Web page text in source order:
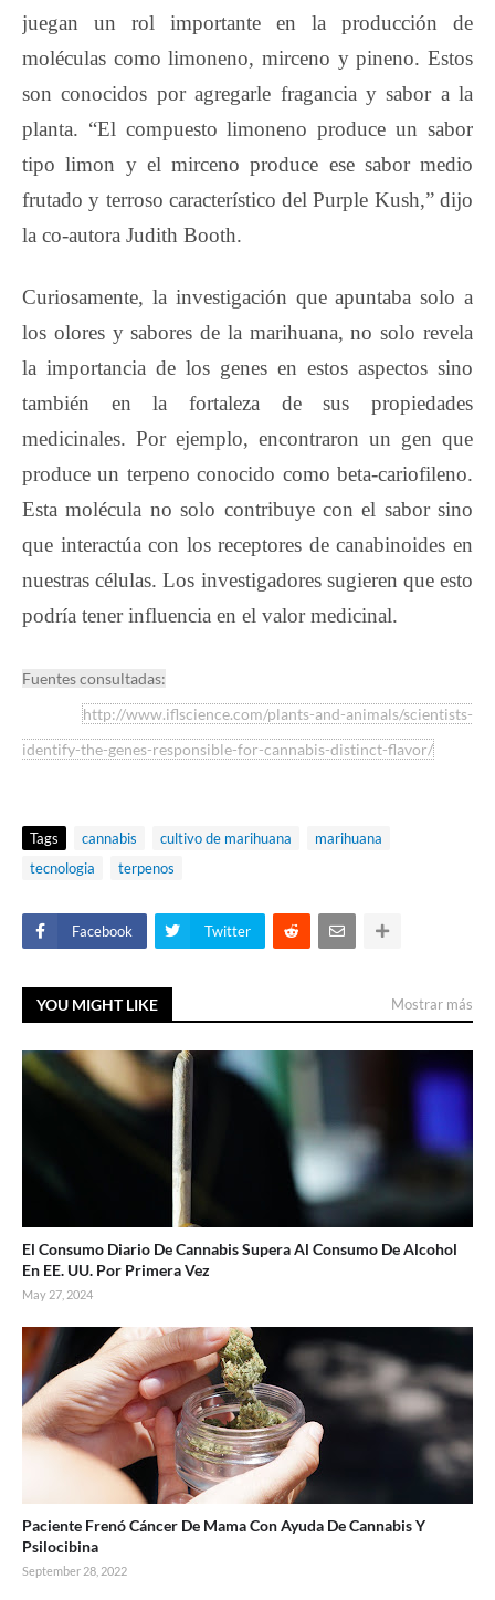
juegan un rol importante en la producción de
moléculas como limoneno, mirceno y pineno. Estos
son conocidos por agregarle fragancia y sabor a la
planta. “El compuesto limoneno produce un sabor
tipo limon y el mirceno produce ese sabor medio
frutado y terroso característico del Purple Kush,” dijo
la co-autora Judith Booth.
Curiosamente, la investigación que apuntaba solo a
los olores y sabores de la marihuana, no solo revela
la importancia de los genes en estos aspectos sino
también en la fortaleza de sus propiedades
medicinales. Por ejemplo, encontraron un gen que
produce un terpeno conocido como beta-cariofileno.
Esta molécula no solo contribuye con el sabor sino
que interactúa con los receptores de canabinoides en
nuestras células. Los investigadores sugieren que esto
podría tener influencia en el valor medicinal.
Fuentes consultadas:
http://www.iflscience.com/plants-and-animals/scientists-
identify-the-genes-responsible-for-cannabis-distinct-flavor/
Tags cannabis cultivo de marihuana
marihuana
tecnologia
terpenos
Facebook Twitter
YOU MIGHT LIKE Mostrar más
El Consumo Diario De Cannabis Supera Al Consumo De Alcohol
En EE. UU. Por Primera Vez
May 27, 2024
Paciente Frenó Cáncer De Mama Con Ayuda De Cannabis Y
Psilocibina
September 28, 2022